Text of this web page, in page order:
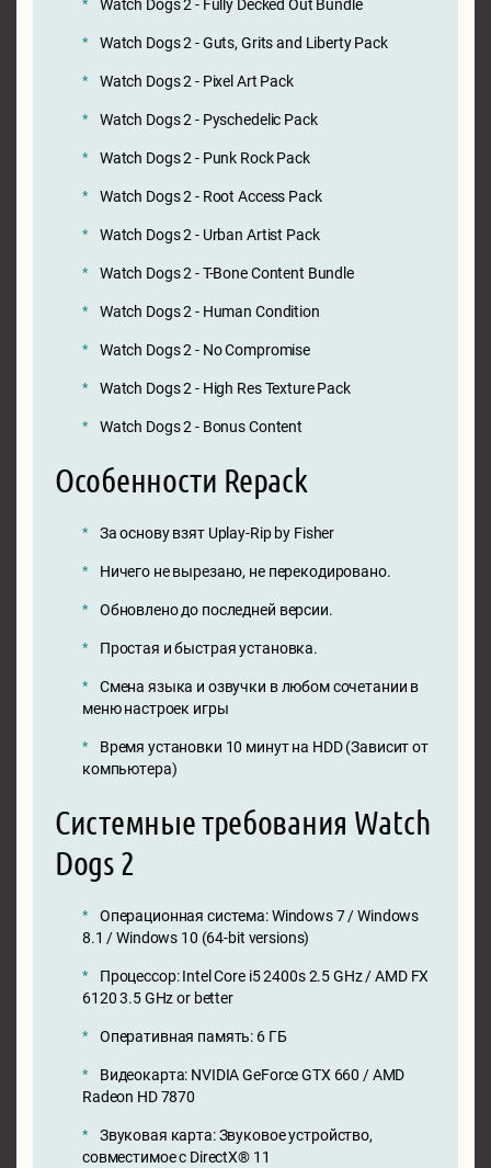
Watch Dogs 2 - Fully Decked Out Bundle
Watch Dogs 2 - Guts, Grits and Liberty Pack
Watch Dogs 2 - Pixel Art Pack
Watch Dogs 2 - Pyschedelic Pack
Watch Dogs 2 - Punk Rock Pack
Watch Dogs 2 - Root Access Pack
Watch Dogs 2 - Urban Artist Pack
Watch Dogs 2 - T-Bone Content Bundle
Watch Dogs 2 - Human Condition
Watch Dogs 2 - No Compromise
Watch Dogs 2 - High Res Texture Pack
Watch Dogs 2 - Bonus Content
Особенности Repack
За основу взят Uplay-Rip by Fisher
Ничего не вырезано, не перекодировано.
Обновлено до последней версии.
Простая и быстрая установка.
Смена языка и озвучки в любом сочетании в
меню настроек игры
Время установки 10 минут на HDD (Зависит от
компьютера)
Системные требования Watch
Dogs 2
Операционная система: Windows 7 / Windows
8.1 / Windows 10 (64-bit versions)
Процессор: Intel Core i5 2400s 2.5 GHz / AMD FX
6120 3.5 GHz or better
Оперативная память: 6 ГБ
Видеокарта: NVIDIA GeForce GTX 660 / AMD
Radeon HD 7870
Звуковая карта: Звуковое устройство,
совместимое с DirectX® 11